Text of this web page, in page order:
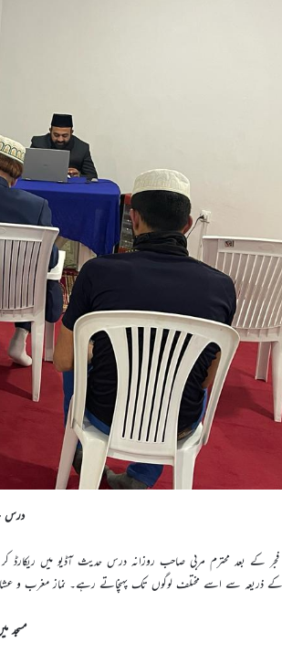
درس
فجر کے بعد محترم مربی صاحب روزانہ درس حدیث آڈیو میں
ذریعہ سے اسے مختلف لوگوں تک پہنچاتے رہے۔ نماز مغرب و
مسجد